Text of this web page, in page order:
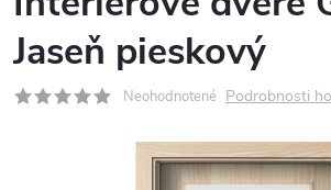
Jaseň pieskový
Neohodnotené Podrobnosti